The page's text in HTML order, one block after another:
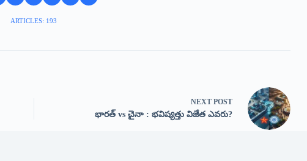
ARTICLES: 193
NEXT POST
భారత్ vs చైనా : భవిష్యత్తు విజేత ఎవరు?